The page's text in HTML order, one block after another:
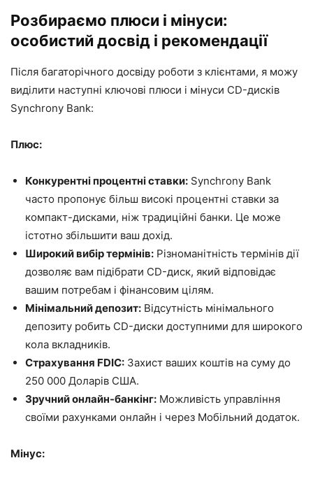
Розбираємо плюси і мінуси:
особистий досвід і рекомендації
Після багаторічного досвіду роботи з клієнтами, я можу
виділити наступні ключові плюси і мінуси CD-дисків
Synchrony Bank:
Плюс:
Конкурентні процентні ставки: Synchrony Bank
часто пропонує більш високі процентні ставки за
компакт-дисками, ніж традиційні банки. Це може
істотно збільшити ваш дохід.
Широкий вибір термінів: Різноманітність термінів дії
дозволяє вам підібрати CD-диск, який відповідає
вашим потребам і фінансовим цілям.
Мінімальний депозит: Відсутність мінімального
депозиту робить CD-диски доступними для широкого
кола вкладників.
Страхування FDIC: Захист ваших коштів на суму до
250 000 Доларів США.
Зручний онлайн-банкінг: Можливість управління
своїми рахунками онлайн і через Мобільний додаток.
Мінус: